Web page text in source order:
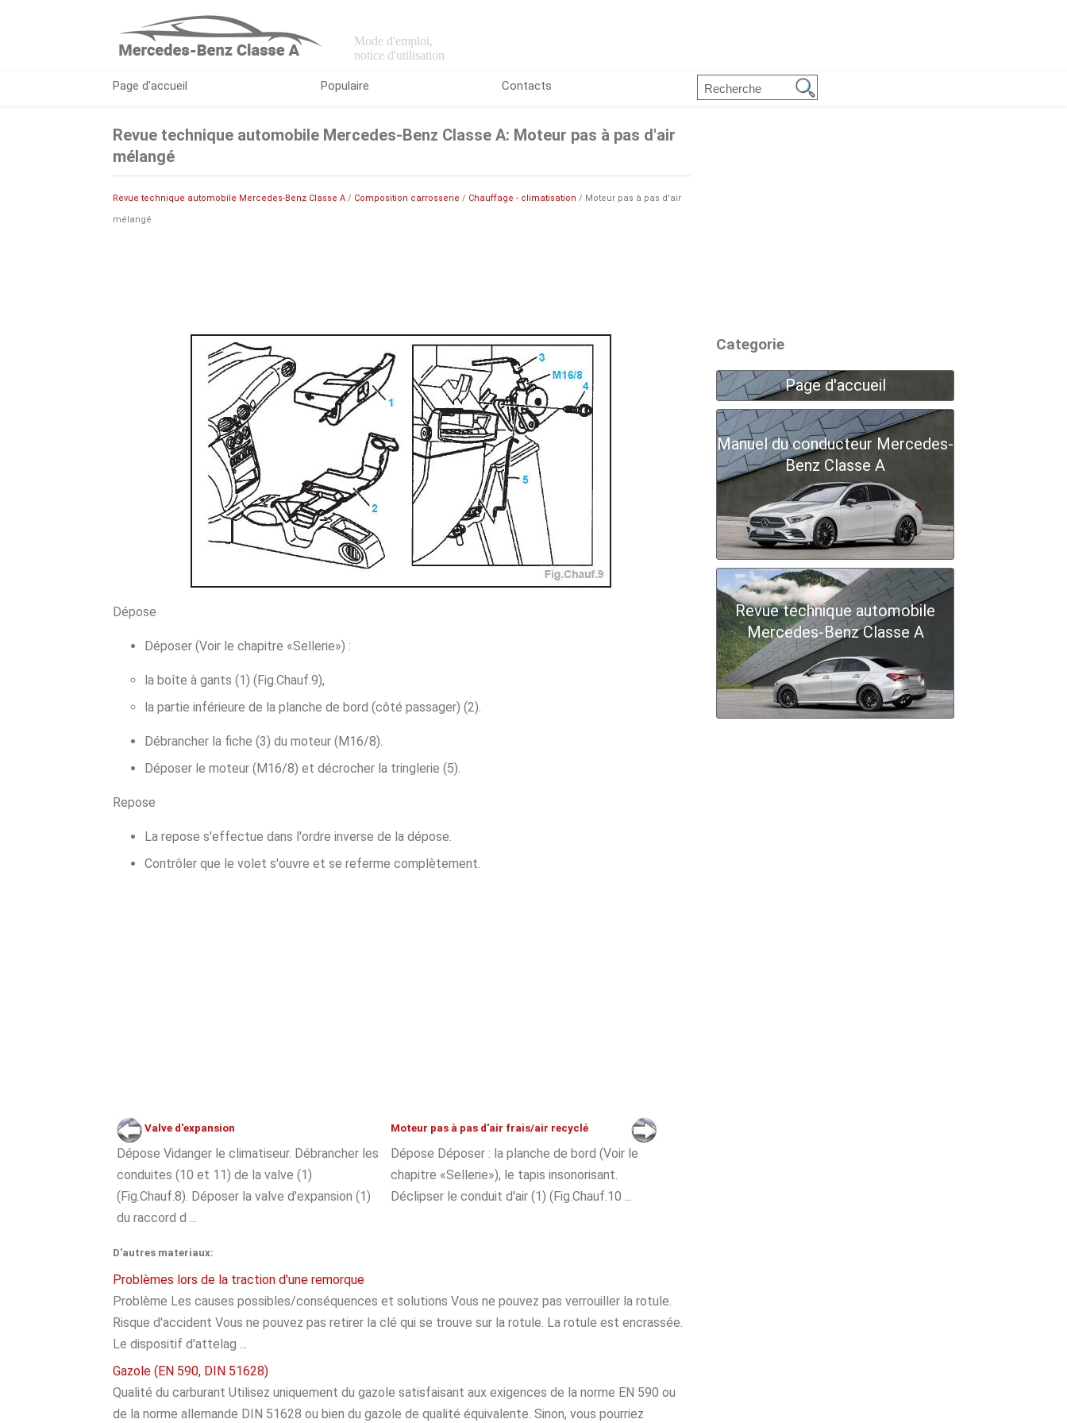
Mode d'emploi,
notice d'utilisation
Page d'accueil Populaire Contacts
Revue technique automobile Mercedes-Benz Classe A: Moteur pas à pas d'air
mélangé
Revue technique automobile Mercedes-Benz Classe A / Composition carrosserie / Chauffage - climatisation / Moteur pas à pas d'air
mélangé
Dépose
Déposer (Voir le chapitre «Sellerie») :
la boîte à gants (1) (Fig.Chauf.9),
la partie inférieure de la planche de bord (côté passager) (2).
Débrancher la fiche (3) du moteur (M16/8).
Déposer le moteur (M16/8) et décrocher la tringlerie (5).
Repose
La repose s'effectue dans l'ordre inverse de la dépose.
Contrôler que le volet s'ouvre et se referme complètement.
Valve d'expansion
Dépose Vidanger le climatiseur. Débrancher les
conduites (10 et 11) de la valve (1)
(Fig.Chauf.8). Déposer la valve d'expansion (1)
du raccord d ...
Moteur pas à pas d'air frais/air recyclé
Dépose Déposer : la planche de bord (Voir le
chapitre «Sellerie»), le tapis insonorisant.
Déclipser le conduit d'air (1) (Fig.Chauf.10 ...
D'autres materiaux:
Problèmes lors de la traction d'une remorque
Problème Les causes possibles/conséquences et solutions Vous ne pouvez pas verrouiller la rotule.
Risque d'accident Vous ne pouvez pas retirer la clé qui se trouve sur la rotule. La rotule est encrassée.
Le dispositif d'attelag ...
Gazole (EN 590, DIN 51628)
Qualité du carburant Utilisez uniquement du gazole satisfaisant aux exigences de la norme EN 590 ou
de la norme allemande DIN 51628 ou bien du gazole de qualité équivalente. Sinon, vous pourriez
Categorie
Page d'accueil
Manuel du conducteur Mercedes-
Benz Classe A
Revue technique automobile
Mercedes-Benz Classe A